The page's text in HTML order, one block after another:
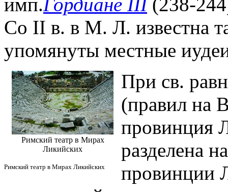
имп.Гордиане III (238-
Со II в. в М. Л. известна
упомянуты местные
Римский театр в Мирах
Ликийских
Римский театр в Мирах Ликийских
При св.
(правил на
провинция
разделена
провинции